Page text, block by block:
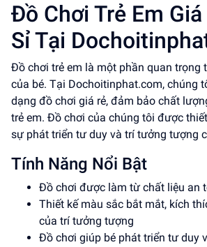
Đồ Chơi Trẻ Em
Sỉ Tại
Đồ chơi trẻ em là một phần quan trọng
của bé. Tại Dochoitinphat.com, chúng
dạng đồ chơi giá rẻ, đảm bảo chất
trẻ em. Đồ chơi của chúng tôi được
sự phát triển tư duy và trí tưởng tượng
Tính Năng Nổi Bật
Đồ chơi được làm từ chất liệu an
Thiết kế màu sắc bắt mắt, kích
của trí tưởng tượng
Đồ chơi giúp bé phát triển tư duy